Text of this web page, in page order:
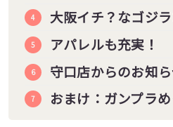
大阪イチ？なゴジ
アパレルも充実！
守口店からのお知
おまけ：ガンプラ